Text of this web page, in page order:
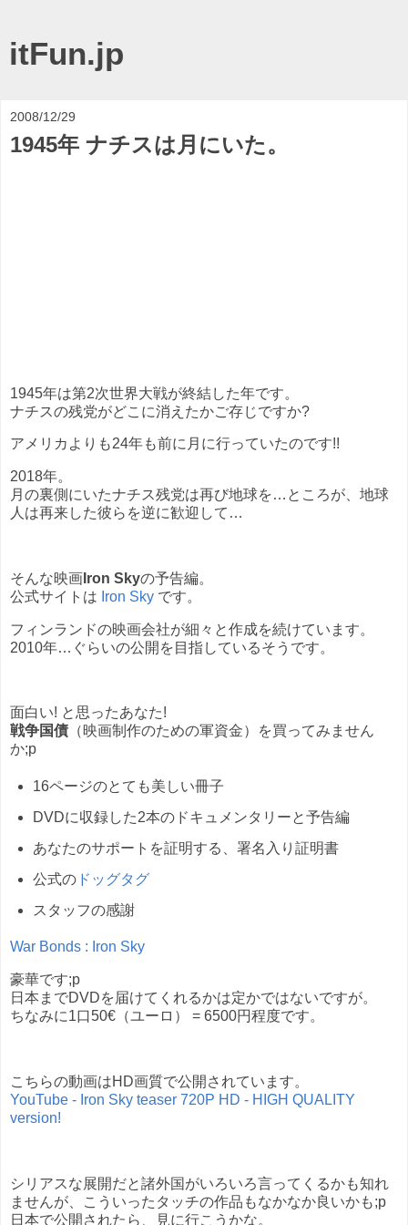
itFun.jp
2008/12/29
1945年 ナチスは月にいた。
1945年は第2次世界大戦が終結した年です。
ナチスの残党がどこに消えたかご存じですか?
アメリカよりも24年も前に月に行っていたのです!!
2018年。
月の裏側にいたナチス残党は再び地球を…ところが、地球
人は再来した彼らを逆に歓迎して…
そんな映画 Iron Skyの予告編。
公式サイトは Iron Sky です。
フィンランドの映画会社が細々と作成を続けています。
2010年…ぐらいの公開を目指しているそうです。
面白い! と思ったあなた!
戦争国債 （映画制作のための軍資金）を買ってみません
か;p
16ページのとても美しい冊子
DVDに収録した2本のドキュメンタリーと予告編
あなたのサポートを証明する、署名入り証明書
公式のドッグタグ
スタッフの感謝
War Bonds : Iron Sky
豪華です;p
日本までDVDを届けてくれるかは定かではないですが。
ちなみに1口50€（ユーロ） = 6500円程度です。
こちらの動画はHD画質で公開されています。
YouTube - Iron Sky teaser 720P HD - HIGH QUALITY
version!
シリアスな展開だと諸外国がいろいろ言ってくるかも知れ
ませんが、こういったタッチの作品もなかなか良いかも;p
日本で公開されたら、見に行こうかな。